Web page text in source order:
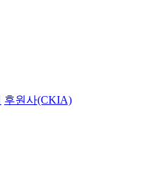
후원사(CKIA)